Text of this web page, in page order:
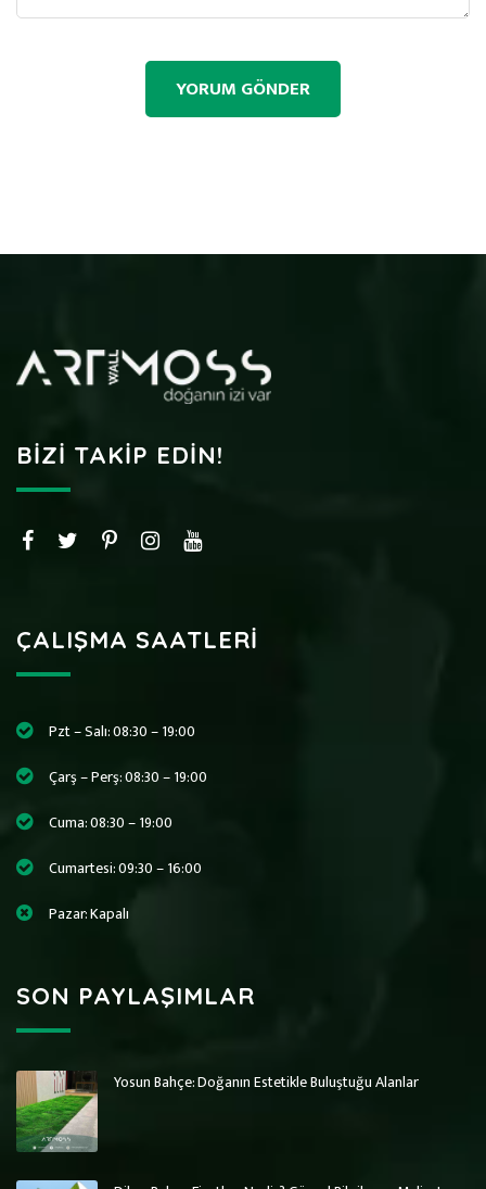
BIZI TAKIP EDIN!
ÇALIŞMA SAATLERI
Pzt – Salı: 08:30 – 19:00
Çarş – Perş: 08:30 – 19:00
Cuma: 08:30 – 19:00
Cumartesi: 09:30 – 16:00
Pazar: Kapalı
SON PAYLAŞIMLAR
Yosun Bahçe: Doğanın Estetikle Buluştuğu Alanlar